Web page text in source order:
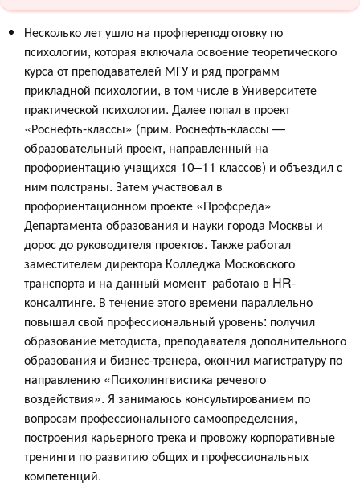
Несколько лет ушло на профпереподготовку по
психологии, которая включала освоение теоретического
курса от преподавателей МГУ и ряд программ
прикладной психологии, в том числе в Университете
практической психологии. Далее попал в проект
«Роснефть-классы» (прим. Роснефть-классы —
образовательный проект, направленный на
профориентацию учащихся 10–11 классов) и объездил с
ним полстраны. Затем участвовал в
профориентационном проекте «Профсреда»
Департамента образования и науки города Москвы и
дорос до руководителя проектов. Также работал
заместителем директора Колледжа Московского
транспорта и на данный момент работаю в HR-
консалтинге. В течение этого времени параллельно
повышал свой профессиональный уровень: получил
образование методиста, преподавателя дополнительного
образования и бизнес-тренера, окончил магистратуру по
направлению «Психолингвистика речевого
воздействия». Я занимаюсь консультированием по
вопросам профессионального самоопределения,
построения карьерного трека и провожу корпоративные
тренинги по развитию общих и профессиональных
компетенций.